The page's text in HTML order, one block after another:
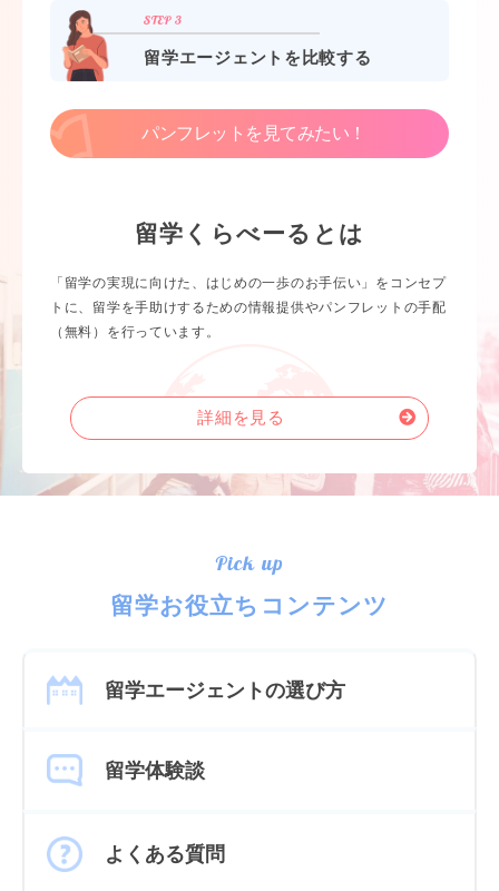
留学エージェントを比較する
パンフレットを見てみたい！
留学くらべーるとは
「留学の実現に向けた、はじめの一歩のお手伝い」をコンセプ
トに、留学を手助けするための情報提供やパンフレットの手配
（無料）を行っています。
詳細を見る
Pick up
留学お役立ちコンテンツ
留学エージェントの選び方
留学体験談
よくある質問